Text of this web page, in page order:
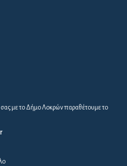
σας με το Δήμο Λοκρών παραθέτουμε το